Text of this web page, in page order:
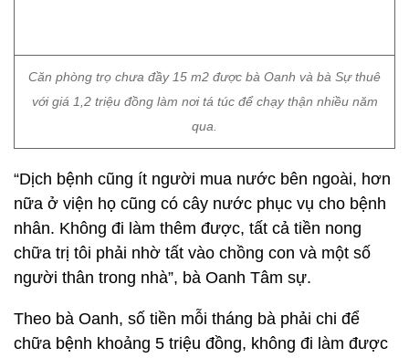
Căn phòng trọ chưa đầy 15 m2 được bà Oanh và bà Sự thuê
với giá 1,2 triệu đồng làm nơi tá túc để chạy thận nhiều năm
qua.
“Dịch bệnh cũng ít người mua nước bên ngoài, hơn
nữa ở viện họ cũng có cây nước phục vụ cho bệnh
nhân. Không đi làm thêm được, tất cả tiền nong
chữa trị tôi phải nhờ tất vào chồng con và một số
người thân trong nhà”, bà Oanh Tâm sự.
Theo bà Oanh, số tiền mỗi tháng bà phải chi để
chữa bệnh khoảng 5 triệu đồng, không đi làm được